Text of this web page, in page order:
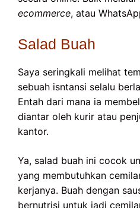
ecommerce, atau
Salad Buah
Saya seringkali melihat
sebuah isntansi selalu
Entah dari mana ia
diantar oleh kurir atau
kantor.
Ya, salad buah ini cocok
yang membutuhkan
kerjanya. Buah dengan
bernutrisi untuk jadi